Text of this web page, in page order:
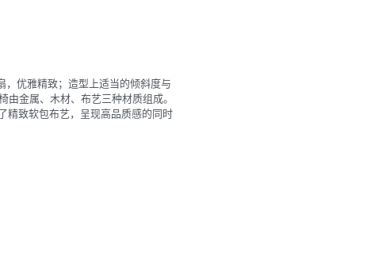
优雅精致；造型上适当的倾斜度与
金属、木材、布艺三种材质组成。
精致软包布艺，呈现高品质感的同时